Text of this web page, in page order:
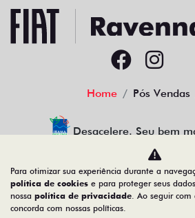
Home Pós Vendas
Desacelere. Seu bem
30.941.270/0002-49
Para otimizar sua experiência durante a
política de cookies e para proteger seus
nossa política de privacidade. Ao seguir com
concorda com nossas políticas.